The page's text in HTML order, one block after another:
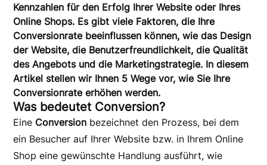
Kennzahlen für den Erfolg Ihrer Website oder Ihres
Online Shops. Es gibt viele Faktoren, die Ihre
Conversionrate beeinflussen können, wie das Design
der Website, die Benutzerfreundlichkeit, die Qualität
des Angebots und die Marketingstrategie. In diesem
Artikel stellen wir Ihnen 5 Wege vor, wie Sie Ihre
Conversionrate erhöhen werden.
Was bedeutet Conversion?
Eine Conversion bezeichnet den Prozess, bei dem
ein Besucher auf Ihrer Website bzw. in Ihrem Online
Shop eine gewünschte Handlung ausführt, wie